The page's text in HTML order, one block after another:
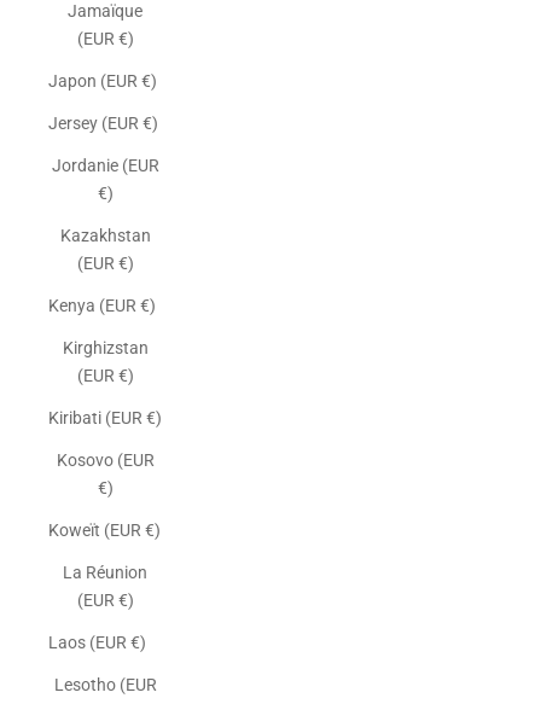
Jamaïque
(EUR €)
Japon (EUR €)
Jersey (EUR €)
Jordanie (EUR
€)
Kazakhstan
(EUR €)
Kenya (EUR €)
Kirghizstan
(EUR €)
Kiribati (EUR €)
Kosovo (EUR
€)
Koweït (EUR €)
La Réunion
(EUR €)
Laos (EUR €)
Lesotho (EUR